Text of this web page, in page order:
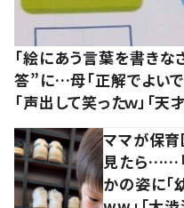
「絵にあう言葉を書き
答”に…母「正解でよい
「声出して笑ったｗ」「天
ママが保
見たら……「
かの姿に